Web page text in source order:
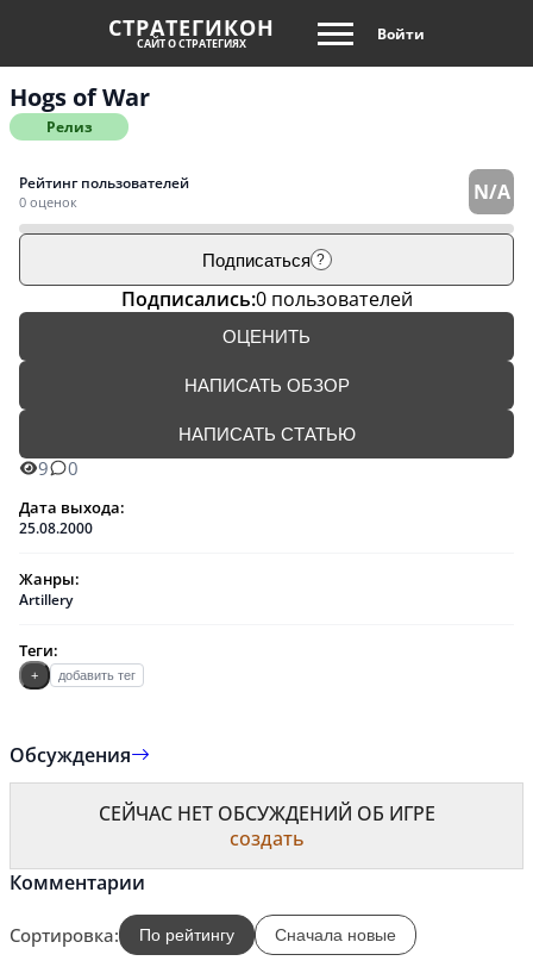
СТРАТЕГИКОН
САЙТ О СТРАТЕГИЯХ Войти
Hogs of War
Релиз
Рейтинг пользователей
0 оценок N/A
Подписаться ?
Подписались:0 пользователей
ОЦЕНИТЬ
НАПИСАТЬ ОБЗОР
НАПИСАТЬ СТАТЬЮ
9 0
Дата выхода:
25.08.2000
Жанры:
Artillery
Теги:
+ добавить тег
Обсуждения
СЕЙЧАС НЕТ ОБСУЖДЕНИЙ ОБ ИГРЕ
создать
Комментарии
Сортировка: По рейтингу Сначала новые